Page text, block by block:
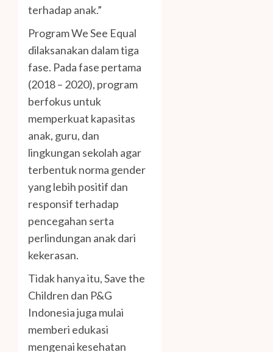
terhadap anak.”
Program We See Equal
dilaksanakan dalam tiga
fase. Pada fase pertama
(2018 – 2020), program
berfokus untuk
memperkuat kapasitas
anak, guru, dan
lingkungan sekolah agar
terbentuk norma gender
yang lebih positif dan
responsif terhadap
pencegahan serta
perlindungan anak dari
kekerasan.
Tidak hanya itu, Save the
Children dan P&G
Indonesia juga mulai
memberi edukasi
mengenai kesehatan